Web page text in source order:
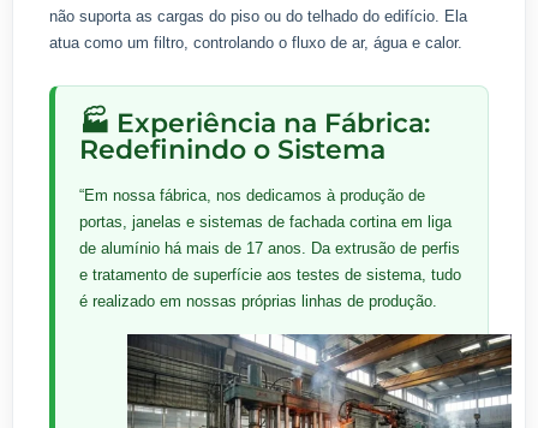
não suporta as cargas do piso ou do telhado do edifício. Ela
atua como um filtro, controlando o fluxo de ar, água e calor.
🏭 Experiência na Fábrica:
Redefinindo o Sistema
“Em nossa fábrica, nos dedicamos à produção de
portas, janelas e sistemas de fachada cortina em liga
de alumínio há mais de 17 anos. Da extrusão de perfis
e tratamento de superfície aos testes de sistema, tudo
é realizado em nossas próprias linhas de produção.